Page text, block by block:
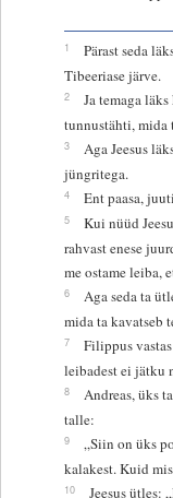
1
Pärast seda
Tibeeriase järve.
2
Ja temaga
tunnustähti, mida
3
Aga Jeesus
jüngritega.
4 Ent paasa,
5
Kui nüüd
rahvast enese
me ostame leiba,
6
Aga seda ta
mida ta kavatseb
7
Filippus
leibadest ei jätku
8
Andreas, üks
talle:
9
„Siin on üks
kalakest. Kuid
10
Jeesus ütles: